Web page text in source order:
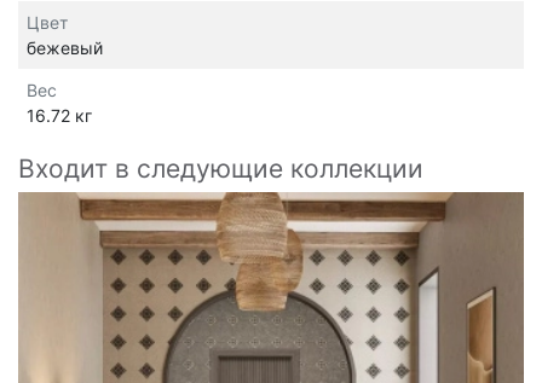
Цвет
бежевый
Вес
16.72 кг
Входит в следующие коллекции